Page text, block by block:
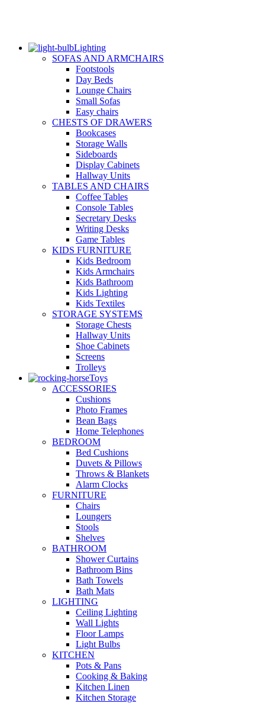
Lighting
SOFAS AND ARMCHAIRS
Footstools
Day Beds
Lounge Chairs
Small Sofas
Easy chairs
CHESTS OF DRAWERS
Bookcases
Storage Walls
Sideboards
Display Cabinets
Hallway Units
TABLES AND CHAIRS
Coffee Tables
Console Tables
Secretary Desks
Writing Desks
Game Tables
KIDS FURNITURE
Kids Bedroom
Kids Armchairs
Kids Bathroom
Kids Lighting
Kids Textiles
STORAGE SYSTEMS
Storage Chests
Hallway Units
Shoe Cabinets
Screens
Trolleys
Toys
ACCESSORIES
Cushions
Photo Frames
Bean Bags
Home Telephones
BEDROOM
Bed Cushions
Duvets & Pillows
Throws & Blankets
Alarm Clocks
FURNITURE
Chairs
Loungers
Stools
Shelves
BATHROOM
Shower Curtains
Bathroom Bins
Bath Towels
Bath Mats
LIGHTING
Ceiling Lighting
Wall Lights
Floor Lamps
Light Bulbs
KITCHEN
Pots & Pans
Cooking & Baking
Kitchen Linen
Kitchen Storage